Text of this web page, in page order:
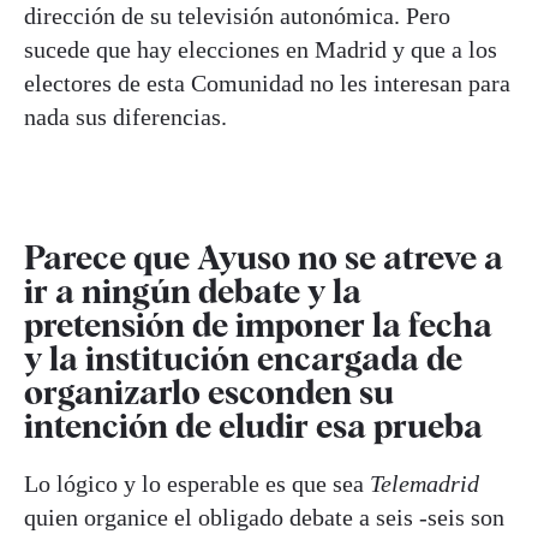
dirección de su televisión autonómica. Pero
sucede que hay elecciones en Madrid y que a los
electores de esta Comunidad no les interesan para
nada sus diferencias.
Parece que Ayuso no se atreve a
ir a ningún debate y la
pretensión de imponer la fecha
y la institución encargada de
organizarlo esconden su
intención de eludir esa prueba
Lo lógico y lo esperable es que sea Telemadrid
quien organice el obligado debate a seis -seis son